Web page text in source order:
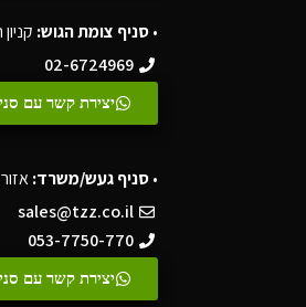
•סניף צומת הגוש:
02-6724969
יצירת קשר עם
•סניף געש/משרד:
sales@tzz.co.il
053-7750-770
יצירת קשר עם